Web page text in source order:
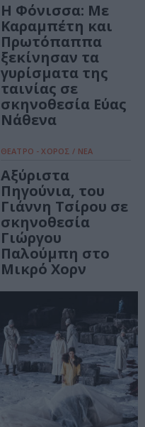
Η Φόνισσα: Με
Καραμπέτη και
Πρωτόπαππα
ξεκίνησαν τα
γυρίσματα της
ταινίας σε
σκηνοθεσία Εύας
Νάθενα
ΘΕΑΤΡΟ - ΧΟΡΟΣ / ΝΕΑ
Αξύριστα
Πηγούνια, του
Γιάννη Τσίρου σε
σκηνοθεσία
Γιώργου
Παλούμπη στο
Μικρό Χορν